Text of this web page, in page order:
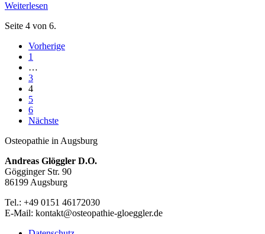
Weiterlesen
Seite 4 von 6.
Vorherige
1
…
3
4
5
6
Nächste
Osteopathie in Augsburg
Andreas Glöggler D.O.
Gögginger Str. 90
86199 Augsburg
Tel.: +49 0151 46172030
E-Mail: kontakt@osteopathie-gloeggler.de